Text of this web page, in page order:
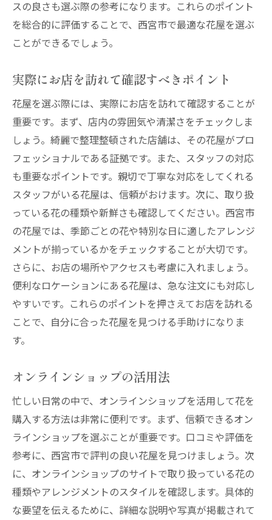
スの良さも選ぶ際の参考になります。これらのポイント
を総合的に評価することで、西宮市で最適な花屋を選ぶ
ことができるでしょう。
実際にお店を訪れて確認すべきポイント
花屋を選ぶ際には、実際にお店を訪れて確認することが
重要です。まず、店内の雰囲気や清潔さをチェックしま
しょう。綺麗で整理整頓された店舗は、その花屋がプロ
フェッショナルである証拠です。また、スタッフの対応
も重要なポイントです。親切で丁寧な対応をしてくれる
スタッフがいる花屋は、信頼がおけます。次に、取り扱
っている花の種類や新鮮さも確認してください。西宮市
の花屋では、季節ごとの花や特別な日に適したアレンジ
メントが揃っているかをチェックすることが大切です。
さらに、お店の場所やアクセスも考慮に入れましょう。
便利なロケーションにある花屋は、急な注文にも対応し
やすいです。これらのポイントを押さえてお店を訪れる
ことで、自分に合った花屋を見つける手助けになりま
す。
オンラインショップの活用法
忙しい日常の中で、オンラインショップを活用して花を
購入する方法は非常に便利です。まず、信頼できるオン
ラインショップを選ぶことが重要です。口コミや評価を
参考に、西宮市で評判の良い花屋を見つけましょう。次
に、オンラインショップのサイトで取り扱っている花の
種類やアレンジメントのスタイルを確認します。具体的
な要望を伝えるために、詳細な説明や写真が掲載されて